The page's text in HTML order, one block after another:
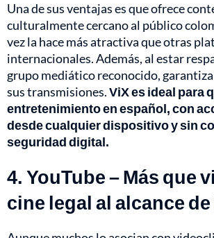
Una de sus ventajas es que ofrece
culturalmente cercano al público
vez la hace más atractiva que otras
internacionales. Además, al estar
grupo mediático reconocido,
sus transmisiones.ViX es ideal para
entretenimiento en español, con
desde cualquier dispositivo y sin
seguridad digital.
4. YouTube – Más que
cine legal al alcance